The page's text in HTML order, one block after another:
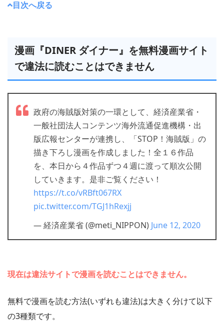
メールアドレス、Twitter、LINE ID、グーグルなどから会員登
2
月額メニューに登録する
「月額メニュー」ならクレジット決済かキャリア決済、
「PayPay」「LINE Pay」「Apple Pay」「d払い」「PayPal」
「楽天Edy」「BitCash」「NET CASH」「楽天ペイ」
「WebMoney」「Amazon Pay」「Yahoo!ウォレット」も利用
できます。
3
「コミックシーモア」自体を退会することもでき
「コミックシーモア」は月額メニュー以外は都度課金なの
で、アカウントを削除しなくても勝手にお金が引き落とされ
る心配はありません。
＞＞「コミックシーモア」に会員登録する
目次へ戻る
漫画『DINER ダイナー』を無料漫画サイト
で違法に読むことはできません
政府の海賊版対策の一環として、経済産業省・
一般社団法人コンテンツ海外流通促進機構・出
版広報センターが連携し、「STOP！海賊版」の
描き下ろし漫画を作成しました！全１６作品
を、本日から４作品ずつ４週に渡って順次公開
していきます。是非ご覧ください！
https://t.co/vRBft067RX
pic.twitter.com/TGJ1hRexjj
— 経済産業省 (@meti_NIPPON) June 12, 2020
現在は違法サイトで漫画を読むことはできません。
無料で漫画を読む方法(いずれも違法)は大きく分けて以下
の3種類です。